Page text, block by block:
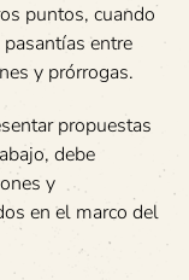
puntos, cuando
entre
y prórrogas.
propuestas
debe
y
en el marco del